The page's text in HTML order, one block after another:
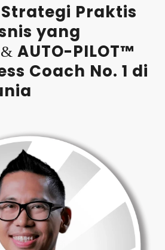
Praktis
yang
& AUTO-PILOT™
Coach No. 1 di